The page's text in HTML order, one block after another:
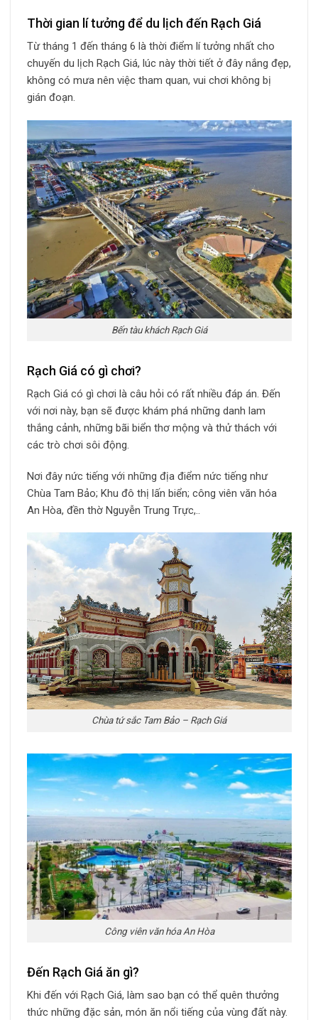
Thời gian lí tưởng để du lịch đến Rạch Giá
Từ tháng 1 đến tháng 6 là thời điểm lí tưởng nhất cho
chuyến du lịch Rạch Giá, lúc này thời tiết ở đây nắng đẹp,
không có mưa nên việc tham quan, vui chơi không bị
gián đoạn.
Bến tàu khách Rạch Giá
Rạch Giá có gì chơi?
Rạch Giá có gì chơi là câu hỏi có rất nhiều đáp án. Đến
với nơi này, bạn sẽ được khám phá những danh lam
thắng cảnh, những bãi biển thơ mộng và thử thách với
các trò chơi sôi động.
Nơi đây nức tiếng với những địa điểm nức tiếng như
Chùa Tam Bảo; Khu đô thị lấn biển; công viên văn hóa
An Hòa, đền thờ Nguyễn Trung Trực,..
Chùa tứ sắc Tam Bảo – Rạch Giá
Công viên văn hóa An Hòa
Đến Rạch Giá ăn gì?
Khi đến với Rạch Giá, làm sao bạn có thể quên thưởng
thức những đặc sản, món ăn nổi tiếng của vùng đất này.